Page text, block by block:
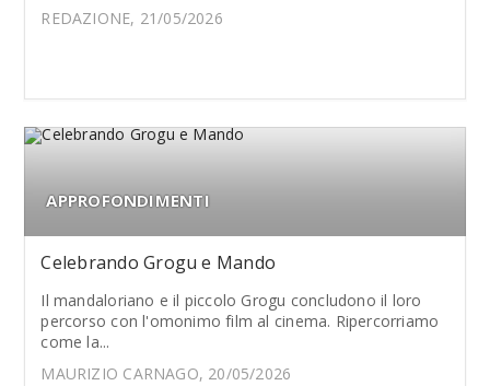
REDAZIONE, 21/05/2026
APPROFONDIMENTI
Celebrando Grogu e Mando
Il mandaloriano e il piccolo Grogu concludono il loro
percorso con l'omonimo film al cinema. Ripercorriamo
come la...
MAURIZIO CARNAGO, 20/05/2026